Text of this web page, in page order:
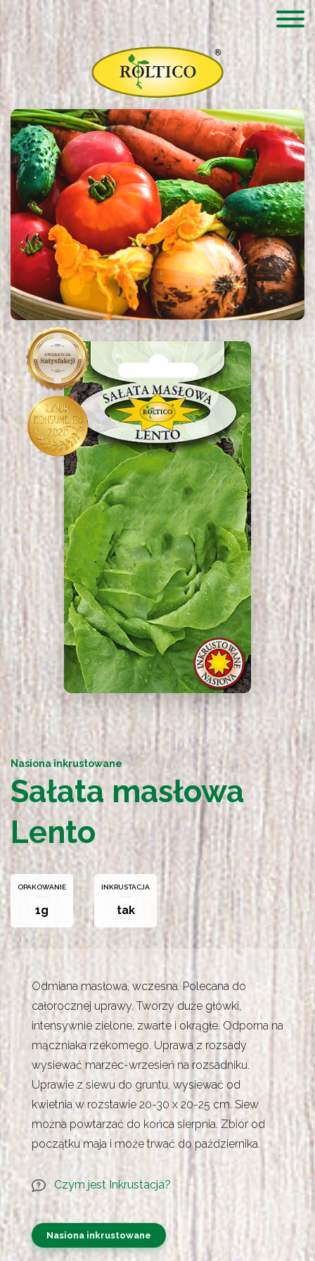
Nasiona inkrustowane
Sałata masłowa
Lento
OPAKOWANIE
1g
INKRUSTACJA
tak
Odmiana masłowa, wczesna. Polecana do
całorocznej uprawy. Tworzy duże główki,
intensywnie zielone, zwarte i okrągłe. Odporna na
mączniaka rzekomego. Uprawa z rozsady
wysiewać marzec-wrzesień na rozsadniku.
Uprawie z siewu do gruntu, wysiewać od
kwietnia w rozstawie 20-30 x 20-25 cm. Siew
można powtarzać do końca sierpnia. Zbiór od
początku maja i może trwać do października.
Czym jest Inkrustacja?
Nasiona inkrustowane